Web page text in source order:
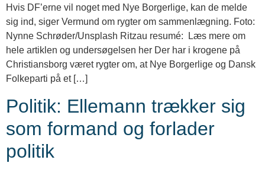
Hvis DF’erne vil noget med Nye Borgerlige, kan de melde
sig ind, siger Vermund om rygter om sammenlægning. Foto:
Nynne Schrøder/Unsplash Ritzau resumé: Læs mere om
hele artiklen og undersøgelsen her Der har i krogene på
Christiansborg været rygter om, at Nye Borgerlige og Dansk
Folkeparti på et […]
Politik: Ellemann trækker sig
som formand og forlader
politik